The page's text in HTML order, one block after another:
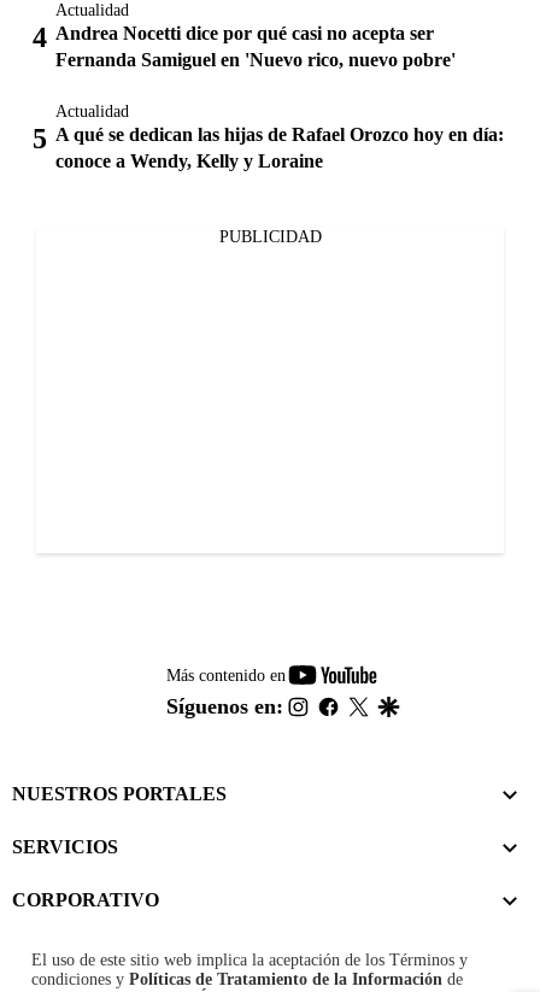
Actualidad
Andrea Nocetti dice por qué casi no acepta ser
Fernanda Samiguel en 'Nuevo rico, nuevo pobre'
Actualidad
A qué se dedican las hijas de Rafael Orozco hoy en día:
conoce a Wendy, Kelly y Loraine
PUBLICIDAD
Más contenido en
youtube-
footer
Síguenos en: instagram
facebook
twitter
NUESTROS PORTALES
SERVICIOS
CORPORATIVO
El uso de este sitio web implica la aceptación de los Términos y
condiciones y Políticas de Tratamiento de la Información de